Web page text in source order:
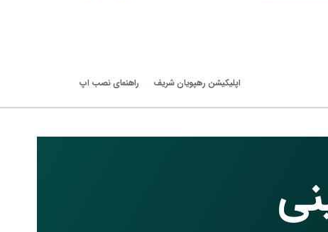
اپلیکیشن رهپویان شریف راهنمای نصب اپ